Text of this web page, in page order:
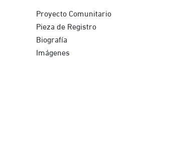
Proyecto Comunitario
Pieza de Registro
Biografía
Imágenes